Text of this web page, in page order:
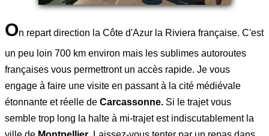
On repart direction la Côte d'Azur la Riviera française. C'est
un peu loin 700 km environ mais les sublimes autoroutes
françaises vous permettront un accès rapide. Je vous
engage à faire une visite en passant à la cité médiévale
étonnante et réelle de Carcassonne. Si le trajet vous
semble trop long la halte à mi-trajet est indiscutablement la